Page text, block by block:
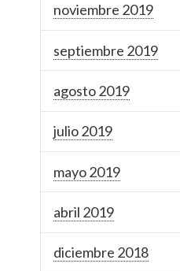
noviembre 2019
septiembre 2019
agosto 2019
julio 2019
mayo 2019
abril 2019
diciembre 2018